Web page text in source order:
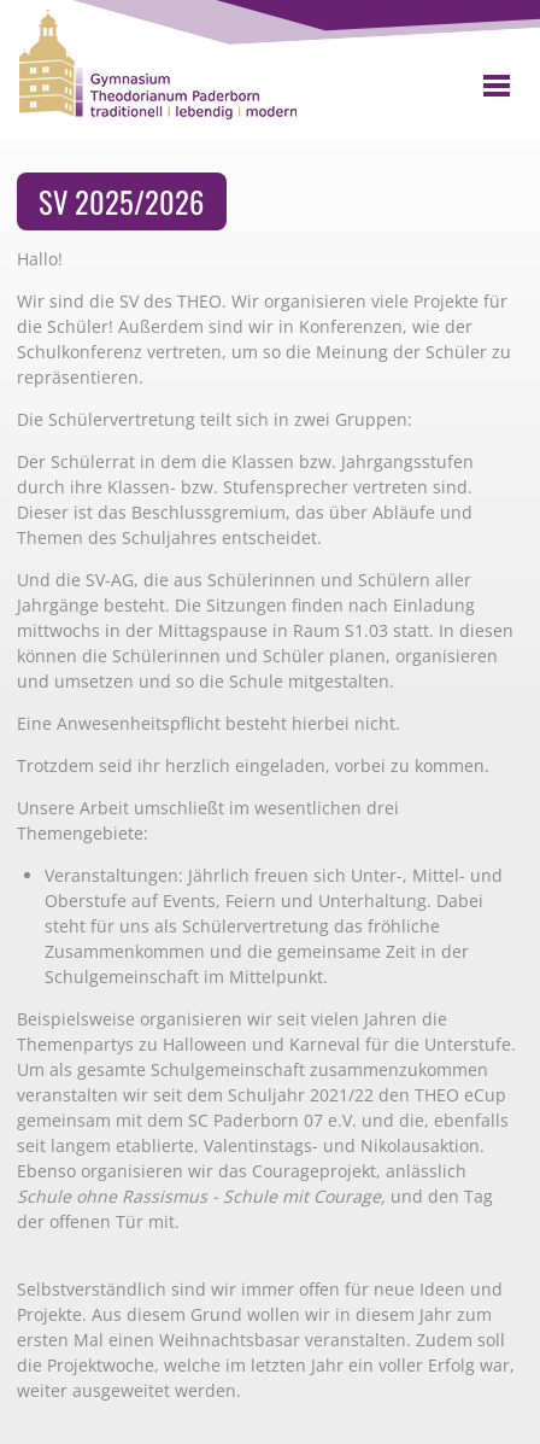
SV 2025/2026
Hallo!
Wir sind die SV des THEO. Wir organisieren viele Projekte für
die Schüler! Außerdem sind wir in Konferenzen, wie der
Schulkonferenz vertreten, um so die Meinung der Schüler zu
repräsentieren.
Die Schülervertretung teilt sich in zwei Gruppen:
Der Schülerrat in dem die Klassen bzw. Jahrgangsstufen
durch ihre Klassen- bzw. Stufensprecher vertreten sind.
Dieser ist das Beschlussgremium, das über Abläufe und
Themen des Schuljahres entscheidet.
Und die SV-AG, die aus Schülerinnen und Schülern aller
Jahrgänge besteht. Die Sitzungen finden nach Einladung
mittwochs in der Mittagspause in Raum S1.03 statt. In diesen
können die Schülerinnen und Schüler planen, organisieren
und umsetzen und so die Schule mitgestalten.
Eine Anwesenheitspflicht besteht hierbei nicht.
Trotzdem seid ihr herzlich eingeladen, vorbei zu kommen.
Unsere Arbeit umschließt im wesentlichen drei
Themengebiete:
Veranstaltungen: Jährlich freuen sich Unter-, Mittel- und
Oberstufe auf Events, Feiern und Unterhaltung. Dabei
steht für uns als Schülervertretung das fröhliche
Zusammenkommen und die gemeinsame Zeit in der
Schulgemeinschaft im Mittelpunkt.
Beispielsweise organisieren wir seit vielen Jahren die
Themenpartys zu Halloween und Karneval für die Unterstufe.
Um als gesamte Schulgemeinschaft zusammenzukommen
veranstalten wir seit dem Schuljahr 2021/22 den THEO eCup
gemeinsam mit dem SC Paderborn 07 e.V. und die, ebenfalls
seit langem etablierte, Valentinstags- und Nikolausaktion.
Ebenso organisieren wir das Courageprojekt, anlässlich
Schule ohne Rassismus - Schule mit Courage, und den Tag
der offenen Tür mit.
Selbstverständlich sind wir immer offen für neue Ideen und
Projekte. Aus diesem Grund wollen wir in diesem Jahr zum
ersten Mal einen Weihnachtsbasar veranstalten. Zudem soll
die Projektwoche, welche im letzten Jahr ein voller Erfolg war,
weiter ausgeweitet werden.